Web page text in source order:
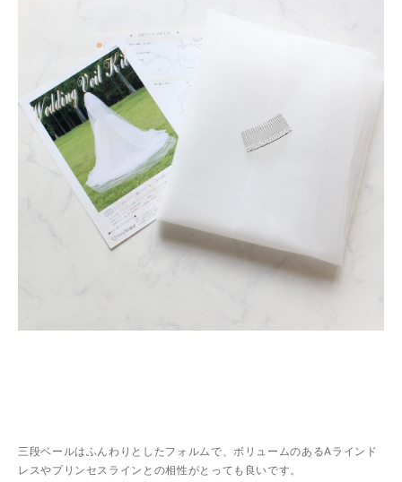
三段ベールはふんわりとしたフォルムで、ボリュームのあるAラインド
レスやプリンセスラインとの相性がとっても良いです。